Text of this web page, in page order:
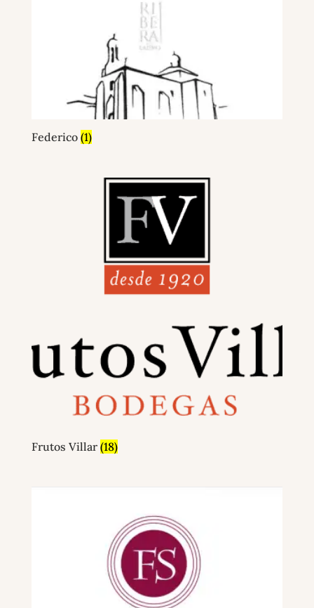
Federico (1)
Frutos Villar (18)